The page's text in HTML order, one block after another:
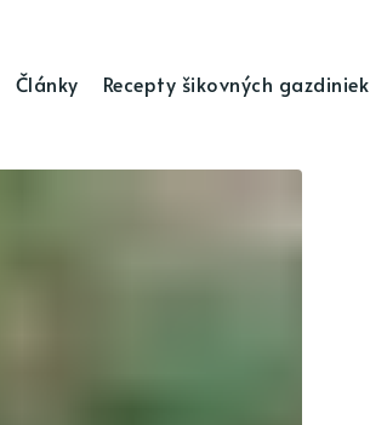
Články Recepty šikovných gazdiniek